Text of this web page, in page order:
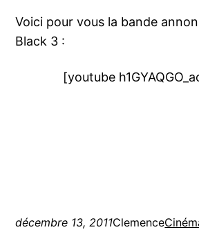
Voici pour vous la bande
Black 3 :
[youtube
décembre 13, 2011Clemence